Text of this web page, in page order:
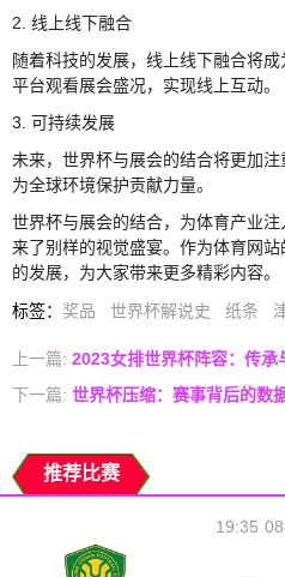
2. 线上线下融合
随着科技的发展，线上线下融合将
平台观看展会盛况，实现线上互动。
3. 可持续发展
未来，世界杯与展会的结合将更加注
为全球环境保护贡献力量。
世界杯与展会的结合，为体育产业
来了别样的视觉盛宴。作为体育网
的发展，为大家带来更多精彩内容。
标签： 奖品 世界杯解说史 纸条
上一篇: 2023女排世界杯阵容：传承
下一篇: 世界杯压缩：赛事背后的数
推荐比赛
19:35